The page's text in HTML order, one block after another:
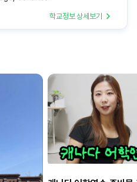
학교정보 상세보기